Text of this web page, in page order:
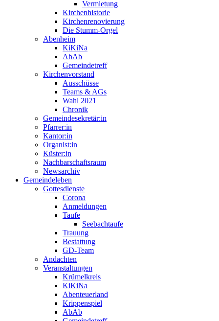
Vermietung
Kirchenhistorie
Kirchenrenovierung
Die Stumm-Orgel
Abenheim
KiKiNa
AbAb
Gemeindetreff
Kirchenvorstand
Ausschüsse
Teams & AGs
Wahl 2021
Chronik
Gemeindesekretär:in
Pfarrer:in
Kantor:in
Organist:in
Küster:in
Nachbarschaftsraum
Newsarchiv
Gemeindeleben
Gottesdienste
Corona
Anmeldungen
Taufe
Seebachtaufe
Trauung
Bestattung
GD-Team
Andachten
Veranstaltungen
Krümelkreis
KiKiNa
Abenteuerland
Krippenspiel
AbAb